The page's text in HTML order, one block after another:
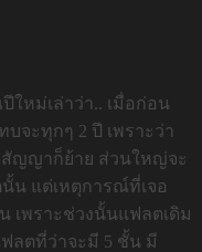
หม่เล่าว่า.. เมื่อก่อน
จะทุกๆ 2 ปี เพราะว่า
สัญญาก็ย้าย ส่วนใหญ่จะ
น แต่เหตุการณ์ที่เจอ
เพราะช่วงนั้นแฟลตเดิม
ลตที่ว่าจะมี 5 ชั้น มี